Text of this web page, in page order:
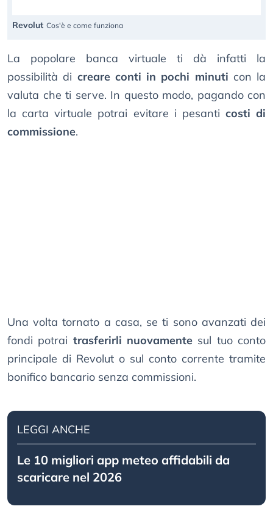
Revolut Cos'è e come funziona
La popolare banca virtuale ti dà infatti la
possibilità di creare conti in pochi minuti con la
valuta che ti serve. In questo modo, pagando con
la carta virtuale potrai evitare i pesanti costi di
commissione.
Una volta tornato a casa, se ti sono avanzati dei
fondi potrai trasferirli nuovamente sul tuo conto
principale di Revolut o sul conto corrente tramite
bonifico bancario senza commissioni.
LEGGI ANCHE
Le 10 migliori app meteo affidabili da
scaricare nel 2026